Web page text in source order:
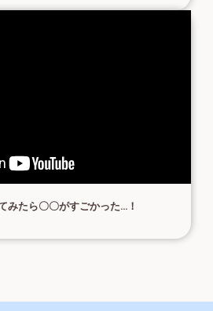
みたら〇〇がすごかった...！